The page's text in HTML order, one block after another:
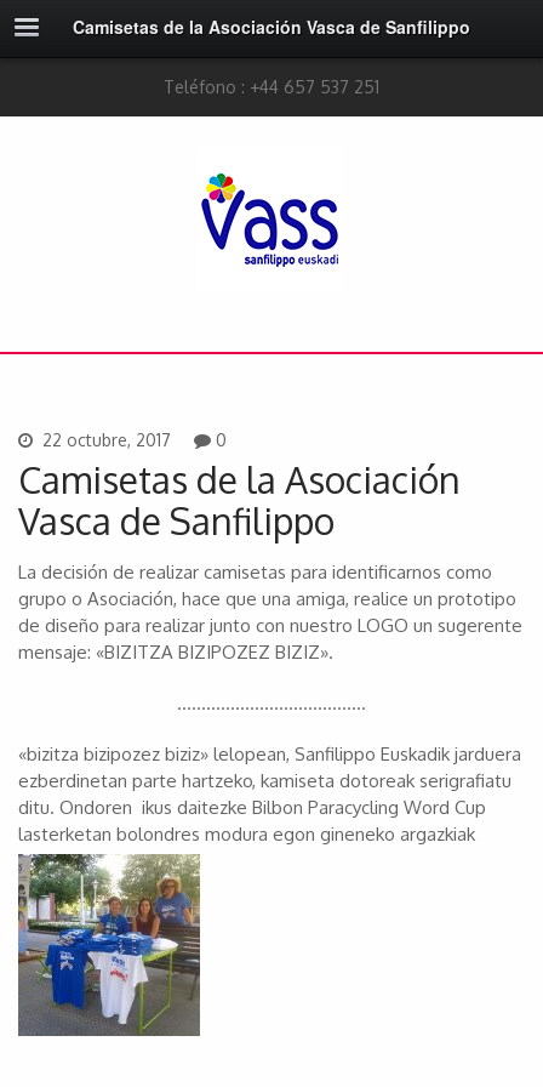
Camisetas de la Asociación Vasca de Sanfilippo
Teléfono : +44 657 537 251
22 octubre, 2017 0
Camisetas de la Asociación
Vasca de Sanfilippo
La decisión de realizar camisetas para identificarnos como
grupo o Asociación, hace que una amiga, realice un prototipo
de diseño para realizar junto con nuestro LOGO un sugerente
mensaje: «BIZITZA BIZIPOZEZ BIZIZ».
…………………………………
«bizitza bizipozez biziz» lelopean, Sanfilippo Euskadik jarduera
ezberdinetan parte hartzeko, kamiseta dotoreak serigrafiatu
ditu. Ondoren ikus daitezke Bilbon Paracycling Word Cup
lasterketan bolondres modura egon gineneko argazkiak